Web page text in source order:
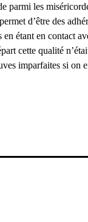
parmi les
d’être des
en étant en contact
cette qualité
imparfaites si on